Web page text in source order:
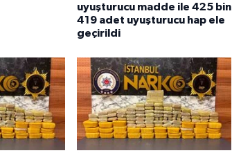
uyuşturucu madde ile 425 bin
419 adet uyuşturucu hap ele
geçirildi